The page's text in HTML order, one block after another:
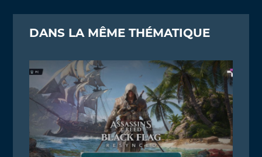
DANS LA MÊME THÉMATIQUE